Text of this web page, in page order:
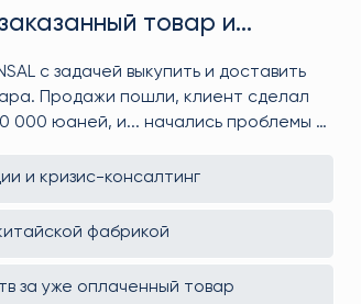
товар и
с задачей выкупить и доставить
Продажи пошли, клиент сделал
000 юаней, и... начались проблемы с
а вернули всё до копейки и помогли
в товар, который реально
и кризис-консалтинг
фабрикой
за уже оплаченный товар